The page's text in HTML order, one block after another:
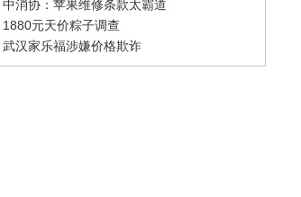
中消协：苹果维修条款太霸道
1880元天价粽子调查
武汉家乐福涉嫌价格欺诈